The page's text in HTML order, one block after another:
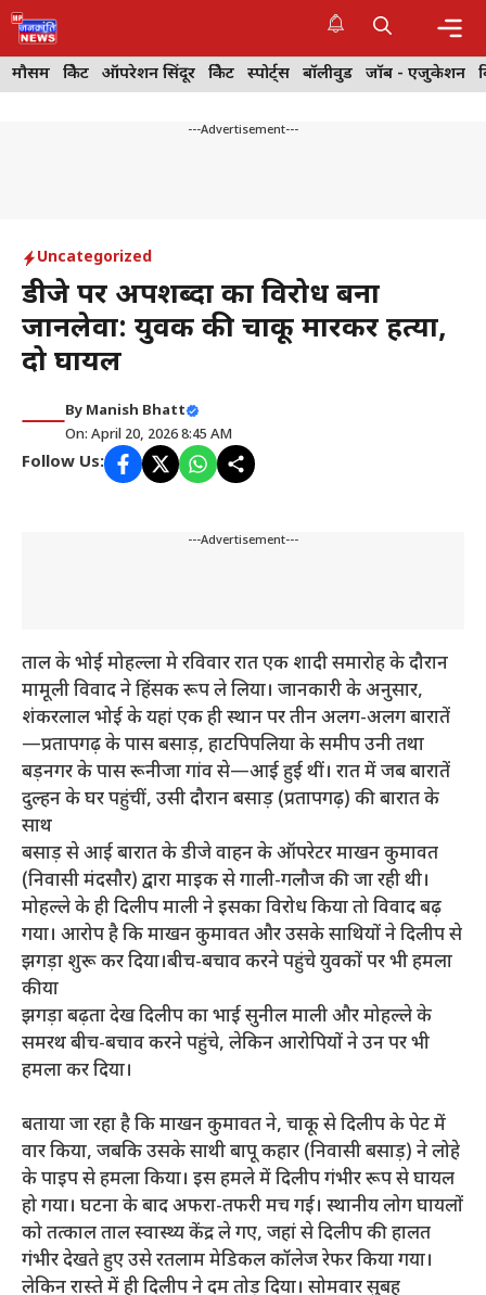
Skip
to
content
मौसम क्रिकेट ऑपरेशन सिंदूर क्रिकेट स्पोर्ट्स बॉलीवुड जॉब - एजुकेशन
---Advertisement---
Uncategorized
डीजे पर अपशब्दों का विरोध बना
जानलेवा: युवक की चाकू मारकर हत्या,
दो घायल
By Manish Bhatt
On: April 20, 2026 8:45 AM
Follow Us:
---Advertisement---
ताल के भोई मोहल्ला मे रविवार रात एक शादी समारोह के दौरान
मामूली विवाद ने हिंसक रूप ले लिया। जानकारी के अनुसार,
शंकरलाल भोई के यहां एक ही स्थान पर तीन अलग-अलग बारातें
—प्रतापगढ़ के पास बसाड़, हाटपिपलिया के समीप उनी तथा
बड़नगर के पास रूनीजा गांव से—आई हुई थीं। रात में जब बारातें
दुल्हन के घर पहुंचीं, उसी दौरान बसाड़ (प्रतापगढ़) की बारात के
साथ
बसाड़ से आई बारात के डीजे वाहन के ऑपरेटर माखन कुमावत
(निवासी मंदसौर) द्वारा माइक से गाली-गलौज की जा रही थी।
मोहल्ले के ही दिलीप माली ने इसका विरोध किया तो विवाद बढ़
गया। आरोप है कि माखन कुमावत और उसके साथियों ने दिलीप से
झगड़ा शुरू कर दिया।बीच-बचाव करने पहुंचे युवकों पर भी हमला
कीया
झगड़ा बढ़ता देख दिलीप का भाई सुनील माली और मोहल्ले के
समरथ बीच-बचाव करने पहुंचे, लेकिन आरोपियों ने उन पर भी
हमला कर दिया।
बताया जा रहा है कि माखन कुमावत ने, चाकू से दिलीप के पेट में
वार किया, जबकि उसके साथी बापू कहार (निवासी बसाड़) ने लोहे
के पाइप से हमला किया। इस हमले में दिलीप गंभीर रूप से घायल
हो गया। घटना के बाद अफरा-तफरी मच गई। स्थानीय लोग घायलों
को तत्काल ताल स्वास्थ्य केंद्र ले गए, जहां से दिलीप की हालत
गंभीर देखते हुए उसे रतलाम मेडिकल कॉलेज रेफर किया गया।
लेकिन रास्ते में ही दिलीप ने दम तोड़ दिया। सोमवार सुबह